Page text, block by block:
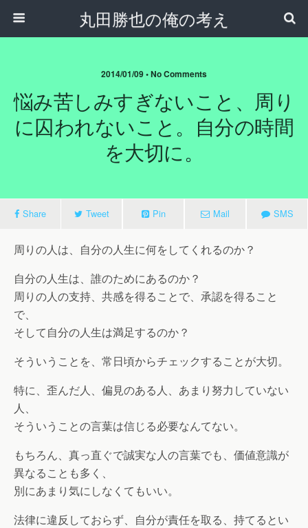
丸田勝也の俺の考え
2014/01/09 •No Comments
悩み苦しみすぎないこと、周り
に囚われないこと。自分の時間
を大切に。
Share Tweet Pin Mail SMS
周りの人は、自分の人生に何をしてくれるのか？
自分の人生は、誰のためにあるのか？
周りの人の支持、共感を得ることで、承認を得ること
で、
そして自分の人生は満足するのか？
そういうことを、常日頃からチェックすることが大切。
特に、歪んだ人、偏見のある人、あまり努力していない
人、
そういうことの言葉は信じる必要なんてない。
もちろん、真っ直ぐで誠実な人の言葉でも、価値意識が
異なることも多く、
別にあまり気にしなくてもいい。
法律に違反しておらず、自分が責任を取る、持てるとい